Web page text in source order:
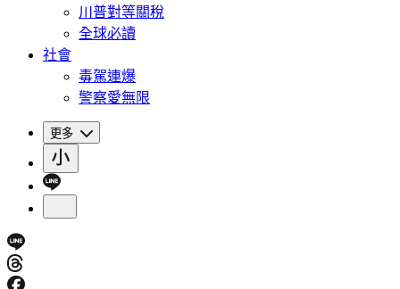
川普對等關稅
全球必讀
社會
毒駕連爆
警察愛無限
更多